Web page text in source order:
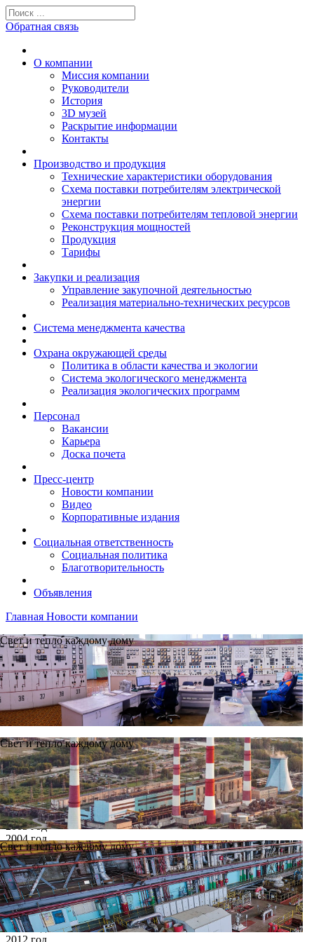
Обратная связь
О компании
Миссия компании
Руководители
История
3D музей
Раскрытие информации
Контакты
Производство и продукция
Технические характеристики оборудования
Схема поставки потребителям электрической
энергии
Схема поставки потребителям тепловой энергии
Реконструкция мощностей
Продукция
Тарифы
Закупки и реализация
Управление закупочной деятельностью
Реализация материально-технических ресурсов
Система менеджмента качества
Охрана окружающей среды
Политика в области качества и экологии
Система экологического менеджмента
Реализация экологических программ
Персонал
Вакансии
Карьера
Доска почета
Пресс-центр
Новости компании
Видео
Корпоративные издания
Социальная ответственность
Социальная политика
Благотворительность
Объявления
Главная Новости компании
Свет и тепло каждому дому
Свет и тепло каждому дому
Свет и тепло каждому дому
Новости
Архив
Все годы
2002 год
2003 год
2004 год
2005 год
2006 год
2007 год
2008 год
2009 год
2010 год
2011 год
2012 год